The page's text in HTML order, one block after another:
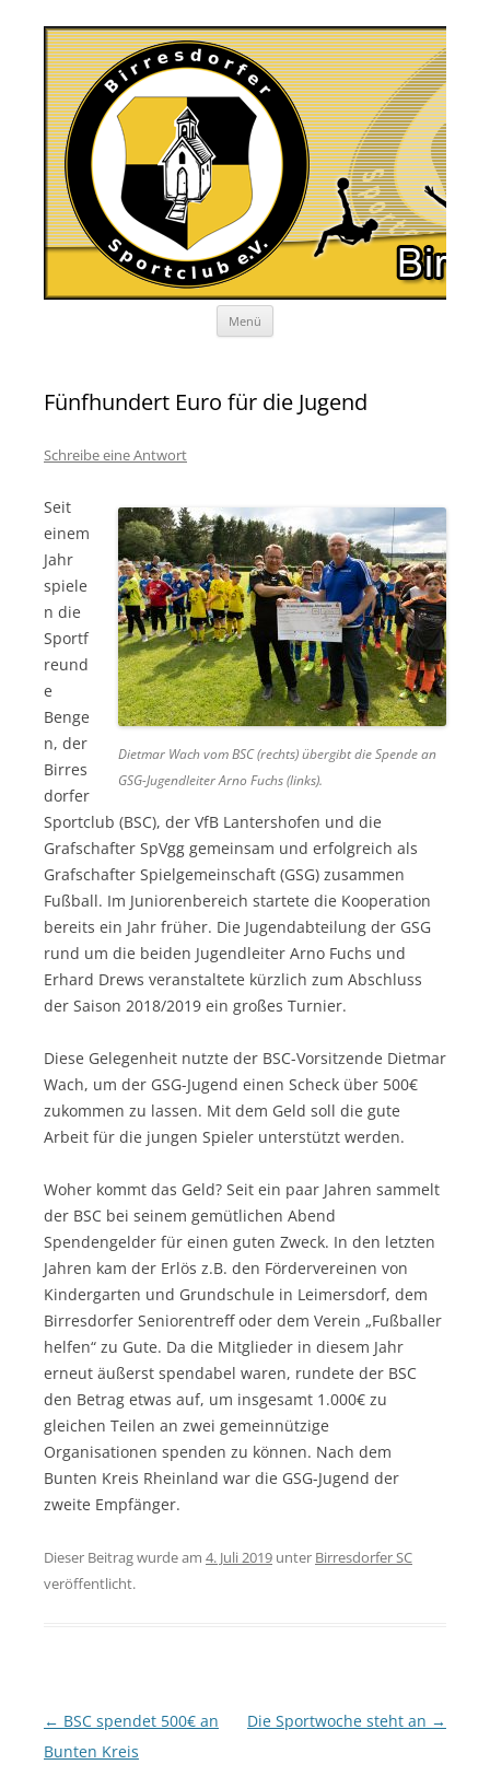
Menü
Fünfhundert Euro für die Jugend
Schreibe eine Antwort
Dietmar Wach vom BSC (rechts) übergibt die Spende an
GSG-Jugendleiter Arno Fuchs (links).
Seit
einem
Jahr
spiele
n die
Sportf
reund
e
Benge
n, der
Birres
dorfer
Sportclub (BSC), der VfB Lantershofen und die
Grafschafter SpVgg gemeinsam und erfolgreich als
Grafschafter Spielgemeinschaft (GSG) zusammen
Fußball. Im Juniorenbereich startete die Kooperation
bereits ein Jahr früher. Die Jugendabteilung der GSG
rund um die beiden Jugendleiter Arno Fuchs und
Erhard Drews veranstaltete kürzlich zum Abschluss
der Saison 2018/2019 ein großes Turnier.
Diese Gelegenheit nutzte der BSC-Vorsitzende Dietmar
Wach, um der GSG-Jugend einen Scheck über 500€
zukommen zu lassen. Mit dem Geld soll die gute
Arbeit für die jungen Spieler unterstützt werden.
Woher kommt das Geld? Seit ein paar Jahren sammelt
der BSC bei seinem gemütlichen Abend
Spendengelder für einen guten Zweck. In den letzten
Jahren kam der Erlös z.B. den Fördervereinen von
Kindergarten und Grundschule in Leimersdorf, dem
Birresdorfer Seniorentreff oder dem Verein „Fußballer
helfen“ zu Gute. Da die Mitglieder in diesem Jahr
erneut äußerst spendabel waren, rundete der BSC
den Betrag etwas auf, um insgesamt 1.000€ zu
gleichen Teilen an zwei gemeinnützige
Organisationen spenden zu können. Nach dem
Bunten Kreis Rheinland war die GSG-Jugend der
zweite Empfänger.
Dieser Beitrag wurde am 4. Juli 2019 unter Birresdorfer SC
veröffentlicht.
Beitragsnavigation
← BSC spendet 500€ an
Bunten Kreis
Die Sportwoche steht an →